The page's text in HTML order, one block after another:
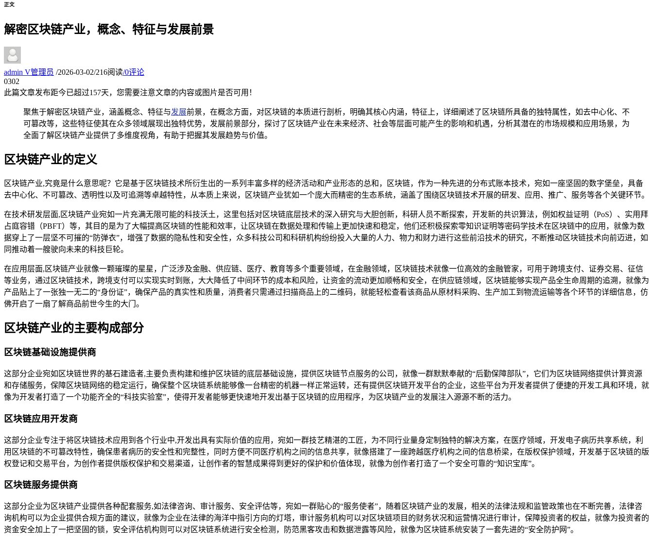
正文
解密区块链产业，概念、特征与发展前景
admin V管理员 /2026-03-02/216阅读/0评论
0302
此篇文章发布距今已超过157天，您需要注意文章的内容或图片是否可用！
聚焦于解密区块链产业，涵盖概念、特征与发展前景，在概念方面，对区块链的本质进行剖析，明确其核心内涵，特征上，详细阐述了区块链所具备的独特属性，如去中心化、不
可篡改等，这些特征使其在众多领域展现出独特优势，发展前景部分，探讨了区块链产业在未来经济、社会等层面可能产生的影响和机遇，分析其潜在的市场规模和应用场景，为
全面了解区块链产业提供了多维度视角，有助于把握其发展趋势与价值。
区块链产业的定义
区块链产业,究竟是什么意思呢？它是基于区块链技术所衍生出的一系列丰富多样的经济活动和产业形态的总和，区块链，作为一种先进的分布式账本技术，宛如一座坚固的数字堡垒，具备
去中心化、不可篡改、透明性以及可追溯等卓越特性，从本质上来说，区块链产业犹如一个庞大而精密的生态系统，涵盖了围绕区块链技术开展的研发、应用、推广、服务等各个关键环节。
在技术研发层面,区块链产业宛如一片充满无限可能的科技沃土，这里包括对区块链底层技术的深入研究与大胆创新，科研人员不断探索，开发新的共识算法，例如权益证明（PoS）、实用拜
占庭容错（PBFT）等，其目的是为了大幅提高区块链的性能和效率，让区块链在数据处理和传输上更加快速和稳定，他们还积极探索零知识证明等密码学技术在区块链中的应用，就像为数
据穿上了一层坚不可摧的“防弹衣”，增强了数据的隐私性和安全性，众多科技公司和科研机构纷纷投入大量的人力、物力和财力进行这些前沿技术的研究，不断推动区块链技术向前迈进，如
同推动着一艘驶向未来的科技巨轮。
在应用层面,区块链产业就像一颗璀璨的星星，广泛涉及金融、供应链、医疗、教育等多个重要领域，在金融领域，区块链技术就像一位高效的金融管家，可用于跨境支付、证券交易、征信
等业务，通过区块链技术，跨境支付可以实现实时到账，大大降低了中间环节的成本和风险，让资金的流动更加顺畅和安全，在供应链领域，区块链能够实现产品全生命周期的追溯，就像为
产品贴上了一张独一无二的“身份证”，确保产品的真实性和质量，消费者只需通过扫描商品上的二维码，就能轻松查看该商品从原材料采购、生产加工到物流运输等各个环节的详细信息，仿
佛开启了一扇了解商品前世今生的大门。
区块链产业的主要构成部分
区块链基础设施提供商
这部分企业宛如区块链世界的基石建造者,主要负责构建和维护区块链的底层基础设施，提供区块链节点服务的公司，就像一群默默奉献的“后勤保障部队”，它们为区块链网络提供计算资源
和存储服务，保障区块链网络的稳定运行，确保整个区块链系统能够像一台精密的机器一样正常运转，还有提供区块链开发平台的企业，这些平台为开发者提供了便捷的开发工具和环境，就
像为开发者打造了一个功能齐全的“科技实验室”，使得开发者能够更快速地开发出基于区块链的应用程序，为区块链产业的发展注入源源不断的活力。
区块链应用开发商
这部分企业专注于将区块链技术应用到各个行业中,开发出具有实际价值的应用，宛如一群技艺精湛的工匠，为不同行业量身定制独特的解决方案，在医疗领域，开发电子病历共享系统，利
用区块链的不可篡改特性，确保患者病历的安全性和完整性，同时方便不同医疗机构之间的信息共享，就像搭建了一座跨越医疗机构之间的信息桥梁，在版权保护领域，开发基于区块链的版
权登记和交易平台，为创作者提供版权保护和交易渠道，让创作者的智慧成果得到更好的保护和价值体现，就像为创作者打造了一个安全可靠的“知识宝库”。
区块链服务提供商
这部分企业为区块链产业提供各种配套服务,如法律咨询、审计服务、安全评估等，宛如一群贴心的“服务使者”，随着区块链产业的发展，相关的法律法规和监管政策也在不断完善，法律咨
询机构可以为企业提供合规方面的建议，就像为企业在法律的海洋中指引方向的灯塔，审计服务机构可以对区块链项目的财务状况和运营情况进行审计，保障投资者的权益，就像为投资者的
资金安全加上了一把坚固的锁，安全评估机构则可以对区块链系统进行安全检测，防范黑客攻击和数据泄露等风险，就像为区块链系统安装了一套先进的“安全防护网”。